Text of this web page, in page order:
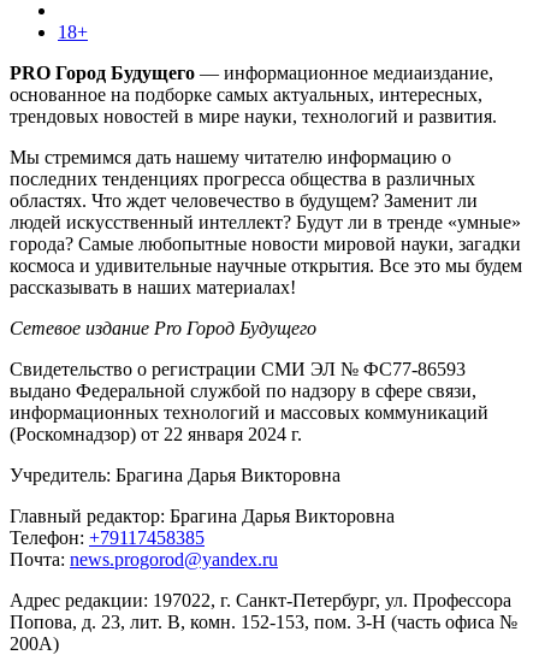
18+
PRO Город Будущего — информационное медиаиздание,
основанное на подборке самых актуальных, интересных,
трендовых новостей в мире науки, технологий и развития.
Мы стремимся дать нашему читателю информацию о
последних тенденциях прогресса общества в различных
областях. Что ждет человечество в будущем? Заменит ли
людей искусственный интеллект? Будут ли в тренде «умные»
города? Самые любопытные новости мировой науки, загадки
космоса и удивительные научные открытия. Все это мы будем
рассказывать в наших материалах!
Сетевое издание Pro Город Будущего
Свидетельство о регистрации СМИ ЭЛ № ФС77-86593
выдано Федеральной службой по надзору в сфере связи,
информационных технологий и массовых коммуникаций
(Роскомнадзор) от 22 января 2024 г.
Учредитель: Брагина Дарья Викторовна
Главный редактор: Брагина Дарья Викторовна
Телефон: +79117458385
Почта: news.progorod@yandex.ru
Адрес редакции: 197022, г. Санкт-Петербург, ул. Профессора
Попова, д. 23, лит. В, комн. 152-153, пом. 3-Н (часть офиса №
200А)